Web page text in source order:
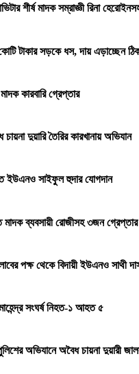
শীর্ষ মাদক সম্রাজ্ঞী রিনা
টাকার সড়কে ধস, দায় এড়াচ্ছেন
কারবারি গ্রেপ্তার
দুয়ারি তৈরির কারখানায় অভিযান
ইউএনও সাইফুল হুদার যোগদান
মাদক ব্যবসায়ী রোজীসহ ৩জন গ্রেপ্তার
পক্ষ থেকে বিদায়ী ইউএনও সাথী
সংঘর্ষ নিহত-১ আহত ৫
অভিযানে অবৈধ চায়না দুয়ারী